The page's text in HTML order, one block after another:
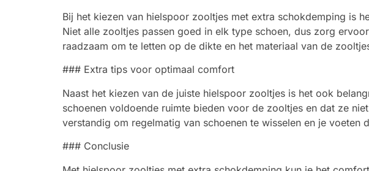
Bij het kiezen van hielspoor zooltjes met extra schokdemping is
Niet alle zooltjes passen goed in elk type schoen, dus zorg
raadzaam om te letten op de dikte en het materiaal van de
### Extra tips voor optimaal comfort
Naast het kiezen van de juiste hielspoor zooltjes is het ook
schoenen voldoende ruimte bieden voor de zooltjes en dat ze
verstandig om regelmatig van schoenen te wisselen en je voeten
### Conclusie